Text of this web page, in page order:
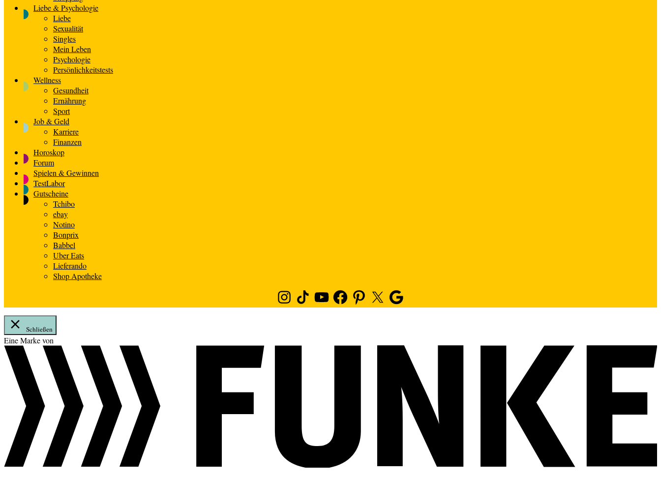
Liebe & Psychologie
Liebe
Sexualität
Singles
Mein Leben
Psychologie
Persönlichkeitstests
Wellness
Gesundheit
Ernährung
Sport
Job & Geld
Karriere
Finanzen
Horoskop
Forum
Spielen & Gewinnen
TestLabor
Gutscheine
Tchibo
ebay
Notino
Bonprix
Babbel
Uber Eats
Lieferando
Shop Apotheke
InstagramTikTokYoutubeFacebookPinterestTwitterGoogle
News
Schließen
Zum
Inhalt
springen
Eine Marke von